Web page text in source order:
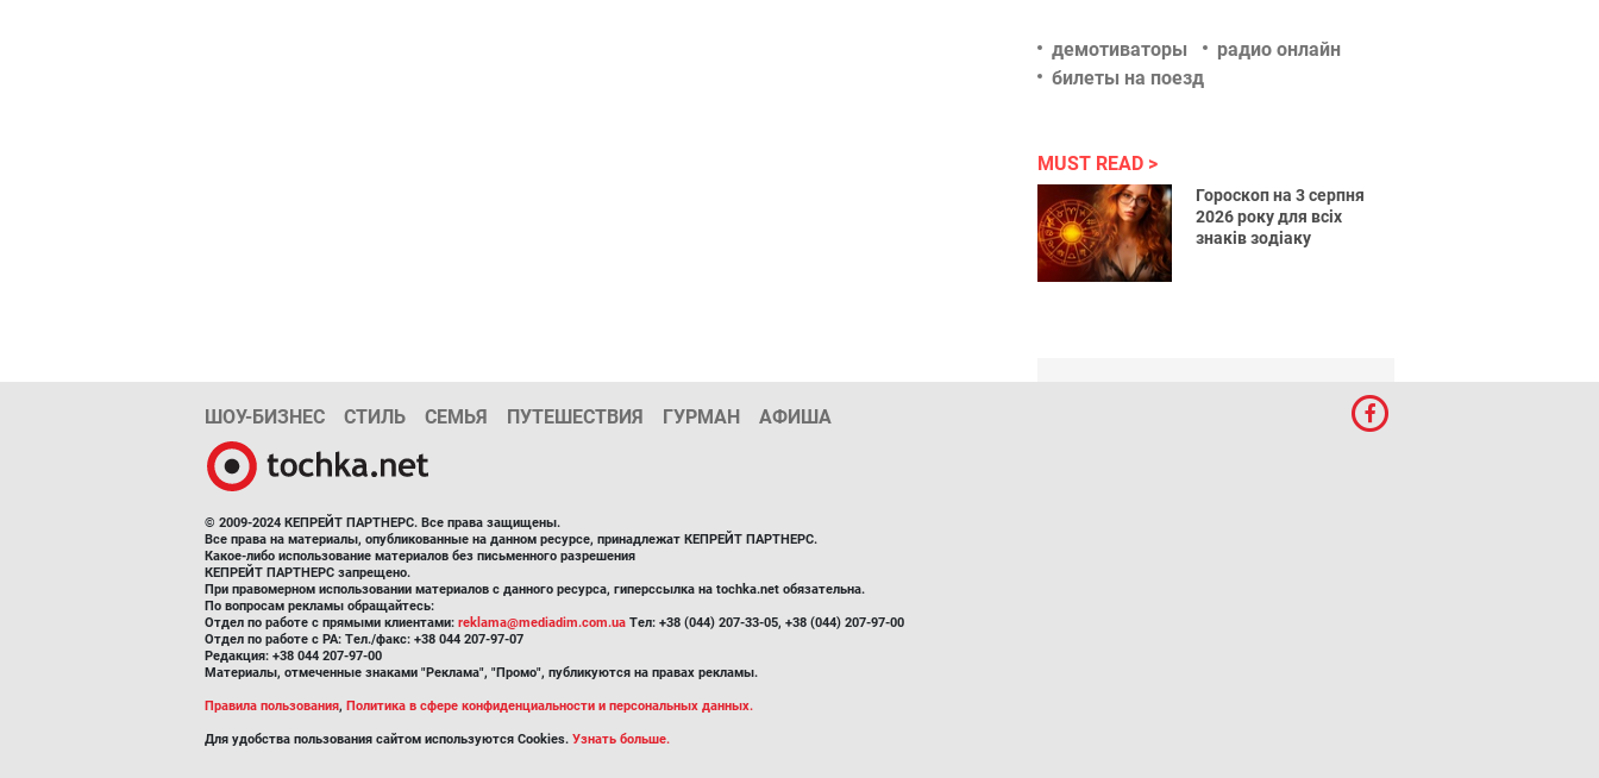
демотиваторы
радио онлайн
билеты на поезд
MUST READ
Гороскоп на 3 серпня
2026 року для всіх
знаків зодіаку
ШОУ-БИЗНЕС СТИЛЬ СЕМЬЯ ПУТЕШЕСТВИЯ ГУРМАН АФИША
© 2009-2024 КЕПРЕЙТ ПАРТНЕРС. Все права защищены.
Все права на материалы, опубликованные на данном ресурсе, принадлежат КЕПРЕЙТ ПАРТНЕРС.
Какое-либо использование материалов без письменного разрешения
КЕПРЕЙТ ПАРТНЕРС запрещено.
При правомерном использовании материалов с данного ресурса, гиперссылка на tochka.net обязательна.
По вопросам рекламы обращайтесь:
Отдел по работе с прямыми клиентами: reklama@mediadim.com.ua Тел: +38 (044) 207-33-05, +38 (044) 207-97-00
Отдел по работе с РА: Тел./факс: +38 044 207-97-07
Редакция: +38 044 207-97-00
Материалы, отмеченные знаками "Реклама", "Промо", публикуются на правах рекламы.
Правила пользования, Политика в сфере конфиденциальности и персональных данных.
Для удобства пользования сайтом используются Cookies. Узнать больше.